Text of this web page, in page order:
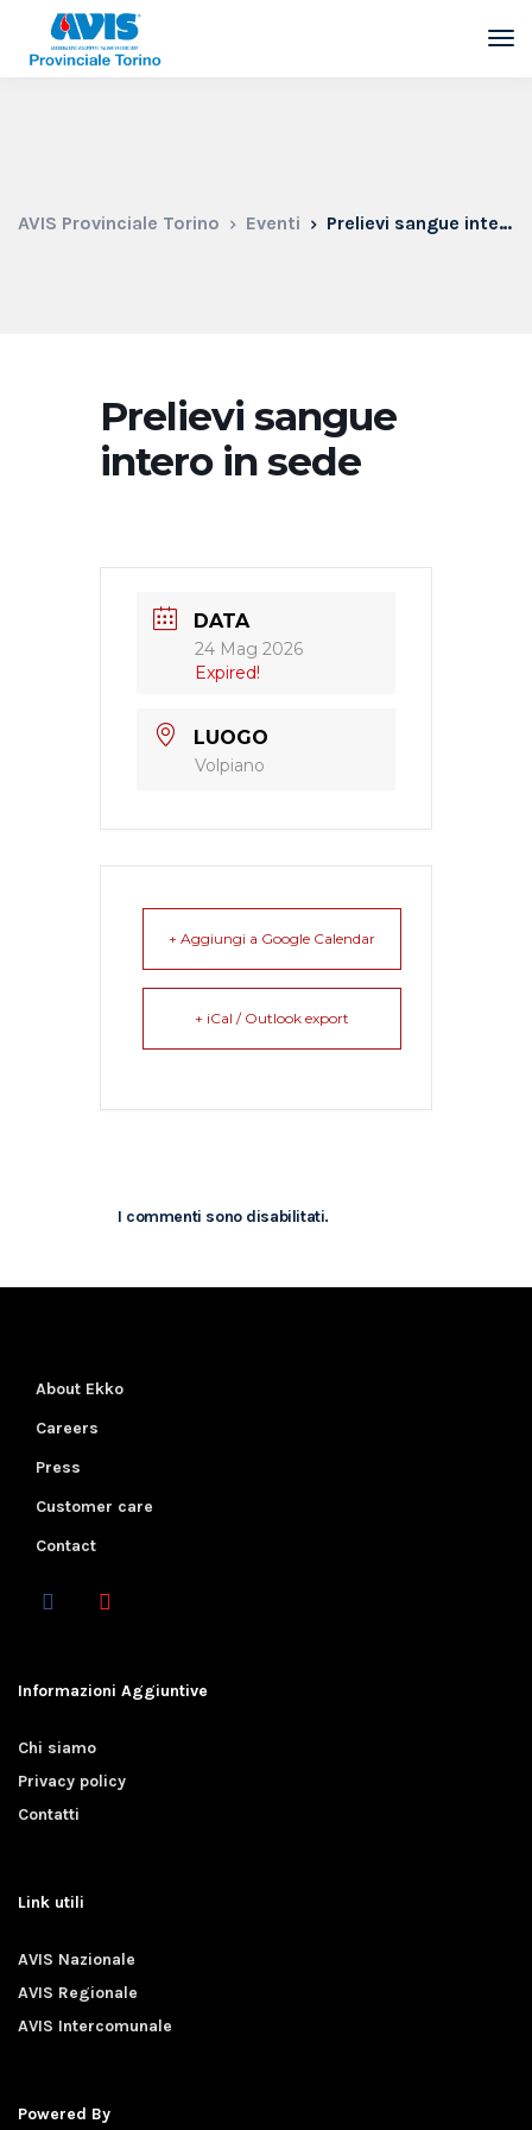
AVIS Provinciale Torino Eventi Prelievi sangue intero in sede
Prelievi sangue
intero in sede
DATA
24 Mag 2026
Expired!
LUOGO
Volpiano
+ Aggiungi a Google Calendar
+ iCal / Outlook export
I commenti sono disabilitati.
About Ekko
Careers
Press
Customer care
Contact
Informazioni Aggiuntive
Chi siamo
Privacy policy
Contatti
Link utili
AVIS Nazionale
AVIS Regionale
AVIS Intercomunale
Powered By